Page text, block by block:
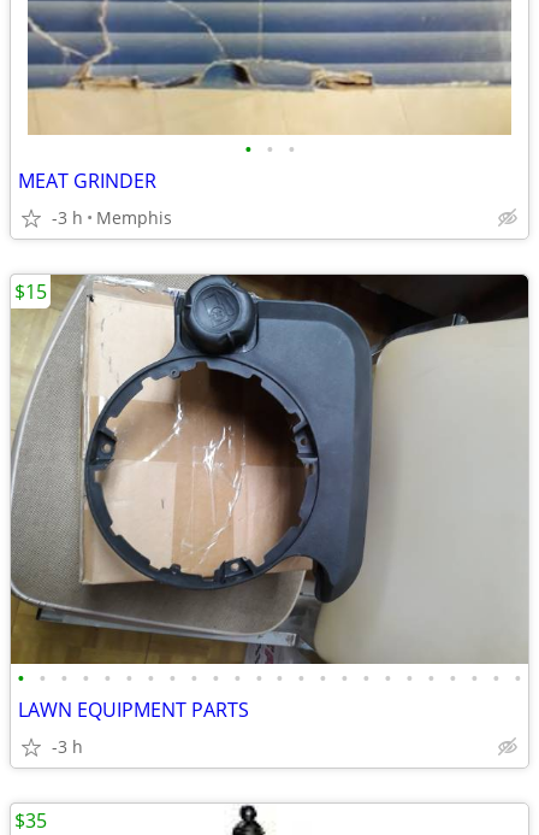
• • •
MEAT GRINDER
-3 h Memphis
• • • • • • • • • • • • • • • • • • • • • • • •
LAWN EQUIPMENT PARTS
-3 h
$15
$35